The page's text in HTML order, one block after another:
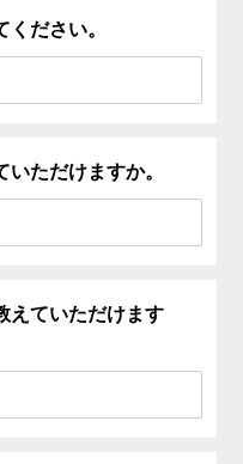
ださい。
ただけますか。
えていただけます